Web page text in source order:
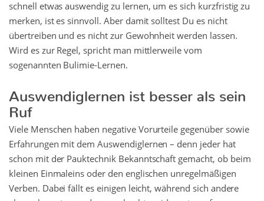
schnell etwas auswendig zu lernen, um es sich kurzfristig zu
merken, ist es sinnvoll. Aber damit solltest Du es nicht
übertreiben und es nicht zur Gewohnheit werden lassen.
Wird es zur Regel, spricht man mittlerweile vom
sogenannten Bulimie-Lernen.
Auswendiglernen ist besser als sein
Ruf
Viele Menschen haben negative Vorurteile gegenüber sowie
Erfahrungen mit dem Auswendiglernen – denn jeder hat
schon mit der Pauktechnik Bekanntschaft gemacht, ob beim
kleinen Einmaleins oder den englischen unregelmäßigen
Verben. Dabei fällt es einigen leicht, während sich andere